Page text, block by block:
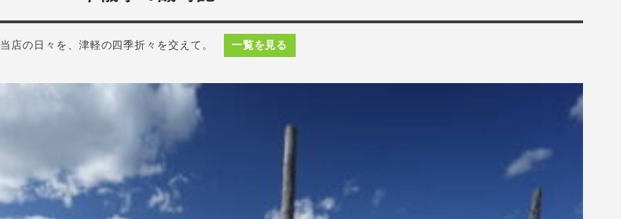
当店の日々を、津軽の四季折々を交えて。 一覧を見る